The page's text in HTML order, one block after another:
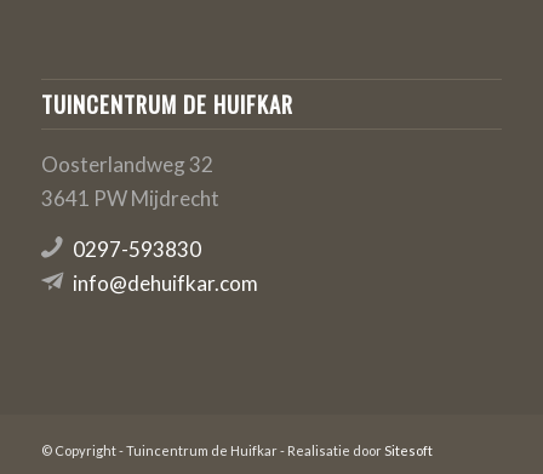
TUINCENTRUM DE HUIFKAR
Oosterlandweg 32
3641 PW Mijdrecht
0297-593830
info@dehuifkar.com
© Copyright - Tuincentrum de Huifkar - Realisatie door Sitesoft